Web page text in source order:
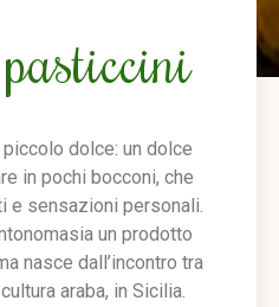
dolce: un dolce
in pochi bocconi, che
e sensazioni personali.
un prodotto
nasce dall’incontro tra
araba, in Sicilia.